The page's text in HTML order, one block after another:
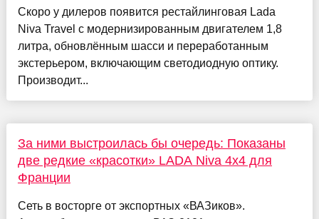
Скоро у дилеров появится рестайлинговая Lada
Niva Travel с модернизированным двигателем 1,8
литра, обновлённым шасси и переработанным
экстерьером, включающим светодиодную оптику.
Производит...
За ними выстроилась бы очередь: Показаны
две редкие «красотки» LADA Niva 4x4 для
Франции
Сеть в восторге от экспортных «ВАЗиков».